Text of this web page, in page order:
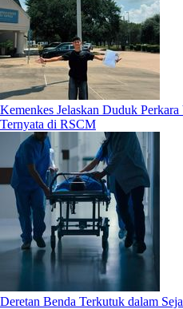
Kemenkes Jelaskan Duduk
Ternyata di RSCM
Deretan Benda Terkutuk dalam